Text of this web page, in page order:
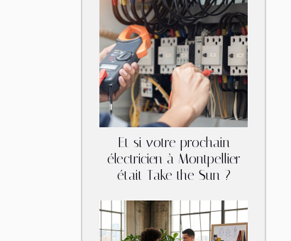
Et si votre prochain
électricien à Montpellier
était Take the Sun ?